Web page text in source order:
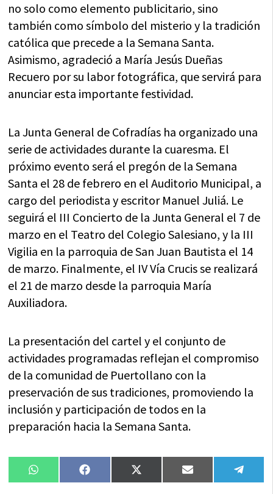
no solo como elemento publicitario, sino
también como símbolo del misterio y la tradición
católica que precede a la Semana Santa.
Asimismo, agradeció a María Jesús Dueñas
Recuero por su labor fotográfica, que servirá para
anunciar esta importante festividad.
La Junta General de Cofradías ha organizado una
serie de actividades durante la cuaresma. El
próximo evento será el pregón de la Semana
Santa el 28 de febrero en el Auditorio Municipal, a
cargo del periodista y escritor Manuel Juliá. Le
seguirá el III Concierto de la Junta General el 7 de
marzo en el Teatro del Colegio Salesiano, y la III
Vigilia en la parroquia de San Juan Bautista el 14
de marzo. Finalmente, el IV Vía Crucis se realizará
el 21 de marzo desde la parroquia María
Auxiliadora.
La presentación del cartel y el conjunto de
actividades programadas reflejan el compromiso
de la comunidad de Puertollano con la
preservación de sus tradiciones, promoviendo la
inclusión y participación de todos en la
preparación hacia la Semana Santa.
Compartir
en
WhatsAppCompartir
en
FacebookCompartir
en
X
(Twitter)
Compartir
en
Email
en